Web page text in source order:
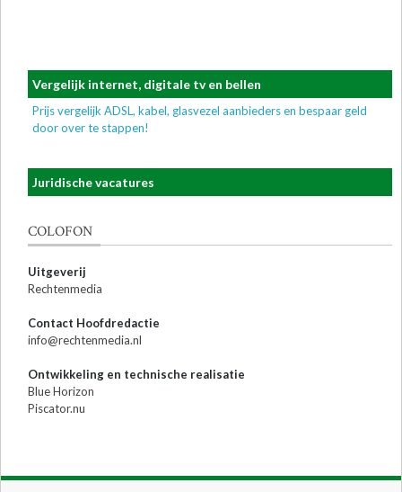
Vergelijk internet, digitale tv en bellen
Prijs vergelijk ADSL, kabel, glasvezel aanbieders en bespaar geld
door over te stappen!
Juridische vacatures
COLOFON
Uitgeverij
Rechtenmedia
Contact Hoofdredactie
info@rechtenmedia.nl
Ontwikkeling en technische realisatie
Blue Horizon
Piscator.nu